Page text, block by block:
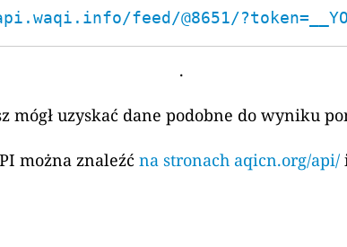
feed/@8651/
.
mógł uzyskać dane podobne do wyniku
można znaleźć na stronach aqicn.org/api/